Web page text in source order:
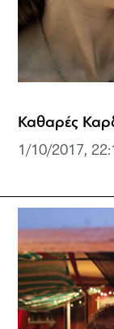
Καθαρές
1/10/2017,